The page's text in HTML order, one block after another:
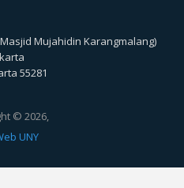
Mujahidin Karangmalang)
55281
© 2026,
UNY